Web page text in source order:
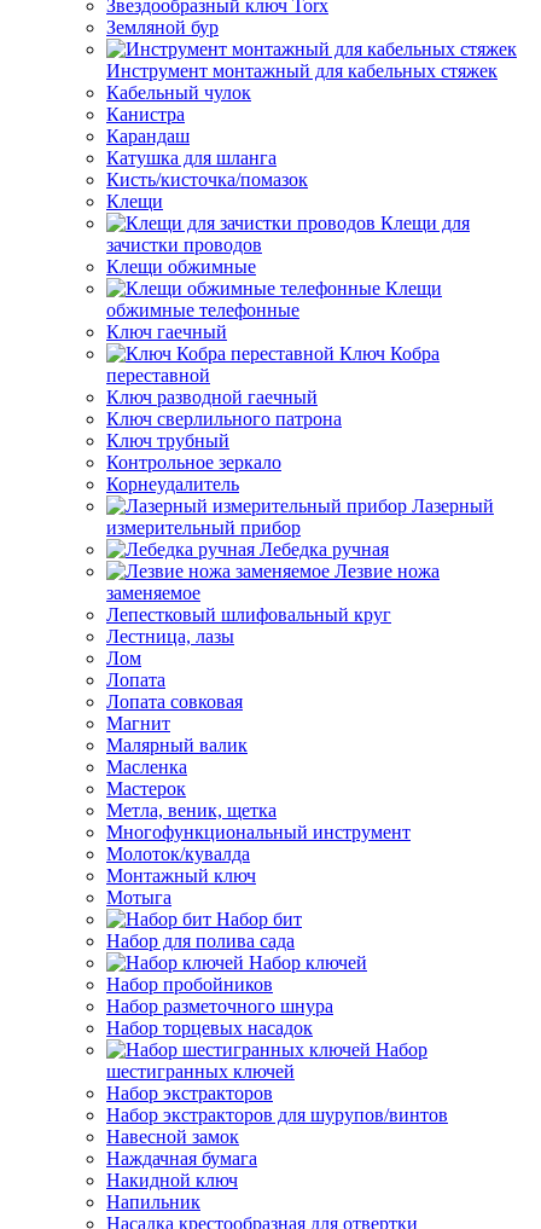
Звездообразный ключ Torx
Земляной бур
Инструмент монтажный для кабельных стяжек
Кабельный чулок
Канистра
Карандаш
Катушка для шланга
Кисть/кисточка/помазок
Клещи
Клещи для
зачистки проводов
Клещи обжимные
Клещи
обжимные телефонные
Ключ гаечный
Ключ Кобра
переставной
Ключ разводной гаечный
Ключ сверлильного патрона
Ключ трубный
Контрольное зеркало
Корнеудалитель
Лазерный
измерительный прибор
Лебедка ручная
Лезвие ножа
заменяемое
Лепестковый шлифовальный круг
Лестница, лазы
Лом
Лопата
Лопата совковая
Магнит
Малярный валик
Масленка
Мастерок
Метла, веник, щетка
Многофункциональный инструмент
Молоток/кувалда
Монтажный ключ
Мотыга
Набор бит
Набор для полива сада
Набор ключей
Набор пробойников
Набор разметочного шнура
Набор торцевых насадок
Набор
шестигранных ключей
Набор экстракторов
Набор экстракторов для шурупов/винтов
Навесной замок
Наждачная бумага
Накидной ключ
Напильник
Насадка крестообразная для отвертки